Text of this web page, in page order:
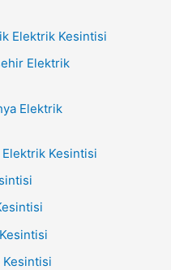
Elektrik Kesintisi
Elektrik
Elektrik
Elektrik Kesintisi
Kesintisi